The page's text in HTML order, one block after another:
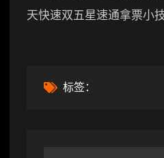
天快速双五星速通拿票小
标签：